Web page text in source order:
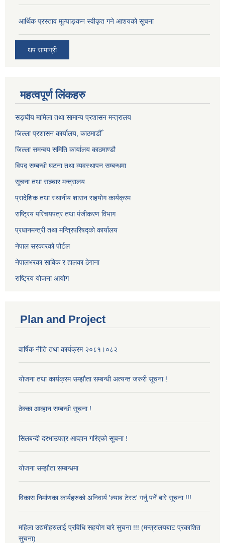
आर्थिक प्रस्ताव मूल्याङ्कन स्वीकृत गने आशयको सूचना
थप सामाग्री
महत्वपूर्ण लिंकहरु
सङ्‍घीय मामिला तथा सामान्य प्रशासन मन्त्रालय
जिल्ला प्रशासन कार्यालय, काठमाडौँ
जिल्ला समन्वय समिति कार्यालय काठमाण्ड‌ौ
विपद सम्बन्धी घटना तथा व्यवस्थापन सम्बन्धमा
सूचना तथा सञ्चार मन्त्रालय
प्रादेशिक तथा स्थानीय शासन सहयोग कार्यक्रम
राष्ट्रिय परिचयपत्र तथा पंजीकरण विभाग
प्रधानमन्त्री तथा मन्त्रिपरिषद्को कार्यालय
नेपाल सरकारको पोर्टल
नेपालभरका साबिक र हालका ठेगाना
राष्ट्रिय योजना आयोग
Plan and Project
वार्षिक नीति तथा कार्यक्रम २०८१।०८२
योजना तथा कार्यक्रम सम्झौता सम्बन्धी अत्यन्त जरुरी सूचना !
ठेक्का आव्हान सम्बन्धी सूचना !
सिलबन्दी दरभाउपत्र आव्हान गरिएको सूचना !
योजना सम्झौता सम्बन्धमा
विकास निर्माणका कार्यहरुको अनिवार्य 'ल्याब टेस्ट' गर्नु पर्ने बारे सूचना !!!
महिला उद्यमीहरुलाई प्रविधि सहयोग बारे सुचना !!! (मन्त्रालयबाट प्रकाशित
सुचना)